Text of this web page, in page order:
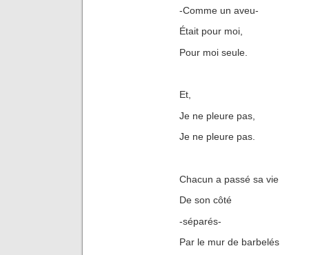
-Comme un aveu-
Était pour moi,
Pour moi seule.
Et,
Je ne pleure pas,
Je ne pleure pas.
Chacun a passé sa vie
De son côté
-séparés-
Par le mur de barbelés